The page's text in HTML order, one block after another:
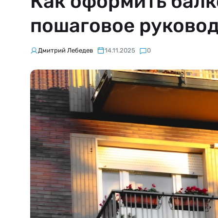
пошаговое
Дмитрий Лебедев 14.11.2025 0